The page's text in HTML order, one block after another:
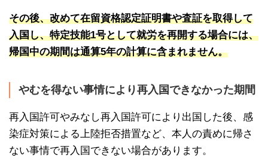
その後、改めて在留資格認定証明書や査証を取得して
入国し、特定技能1号として就労を再開する場合には、
帰国中の期間は通算5年の計算に含まれません。
やむを得ない事情により再入国できなかった期間
再入国許可やみなし再入国許可により出国した後、感
染症対策による上陸拒否措置など、本人の責めに帰さ
ない事情で再入国できない場合があります。